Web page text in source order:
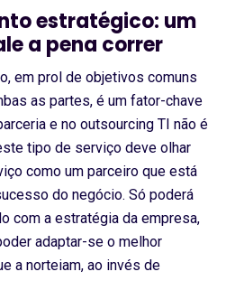
estratégico: um
a pena correr
em prol de objetivos comuns
as partes, é um fator-chave
e no outsourcing TI não é
tipo de serviço deve olhar
como um parceiro que está
do negócio. Só poderá
com a estratégia da empresa,
adaptar-se o melhor
a norteiam, ao invés de